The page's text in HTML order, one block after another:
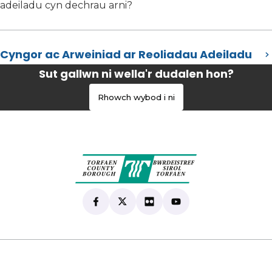
adeiladu cyn dechrau arni?
Cyngor ac Arweiniad ar Reoliadau Adeiladu
Sut gallwn ni wella'r dudalen hon?
Rhowch wybod i ni
Find us on Facebook
(yn agor mewn tab newydd)
Follow us on X
(yn agor mewn tab newydd)
View our Flickr
(yn agor mewn tab
Subscribe to our
(yn agor mewn tab